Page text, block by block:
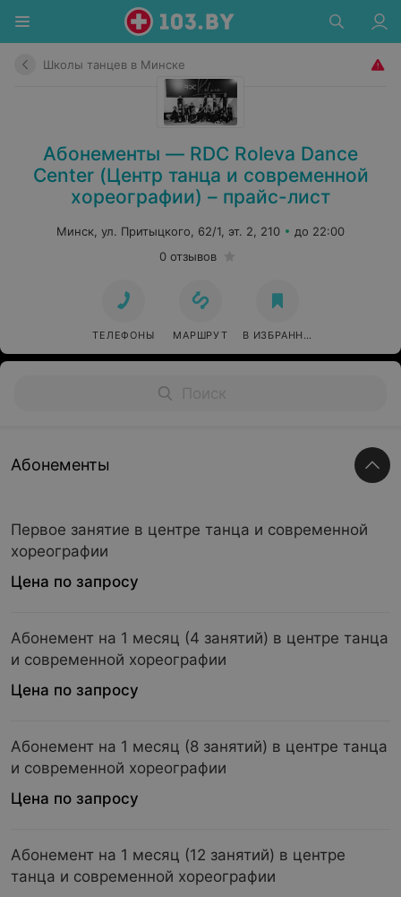
Школы танцев в Минске
Абонементы — RDC Roleva Dance
Center (Центр танца и современной
хореографии) – прайс-лист
Минск, ул. Притыцкого, 62/1, эт. 2, 210
до 22:00
0 отзывов
ТЕЛЕФОНЫ МАРШРУТ В ИЗБРАННОЕ
Абонементы
Первое занятие в центре танца и современной
хореографии
Цена по запросу
Абонемент на 1 месяц (4 занятий) в центре танца
и современной хореографии
Цена по запросу
Абонемент на 1 месяц (8 занятий) в центре танца
и современной хореографии
Цена по запросу
Абонемент на 1 месяц (12 занятий) в центре
танца и современной хореографии